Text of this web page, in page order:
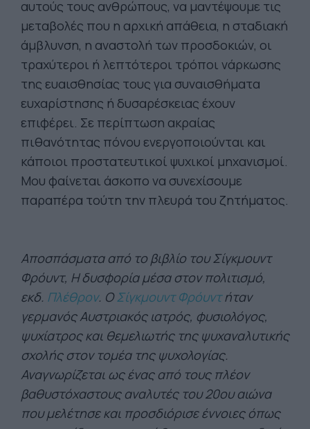
αυτούς τους ανθρώπους, να μαντέψουμε τις
μεταβολές που η αρχική απάθεια, η σταδιακή
άμβλυνση, η αναστολή των προσδοκιών, οι
τραχύτεροι ή λεπτότεροι τρόποι νάρκωσης
της ευαισθησίας τους για συναισθήματα
ευχαρίστησης ή δυσαρέσκειας έχουν
επιφέρει. Σε περίπτωση ακραίας
πιθανότητας πόνου ενεργοποιούνται και
κάποιοι προστατευτικοί ψυχικοί μηχανισμοί.
Μου φαίνεται άσκοπο να συνεχίσουμε
παραπέρα τούτη την πλευρά του ζητήματος.
Αποσπάσματα από το βιβλίο του Σίγκμουντ
Φρόυντ, Η δυσφορία μέσα στον πολιτισμό,
εκδ. Πλέθρον. ΟΣίγκμουντ Φρόυντήταν
γερμανός Αυστριακός ιατρός, φυσιολόγος,
ψυχίατρος και θεμελιωτής της ψυχαναλυτικής
σχολής στον τομέα της ψυχολογίας.
Αναγνωρίζεται ως ένας από τους πλέον
βαθυστόχαστους αναλυτές του 20ου αιώνα
που μελέτησε και προσδιόρισε έννοιες όπως